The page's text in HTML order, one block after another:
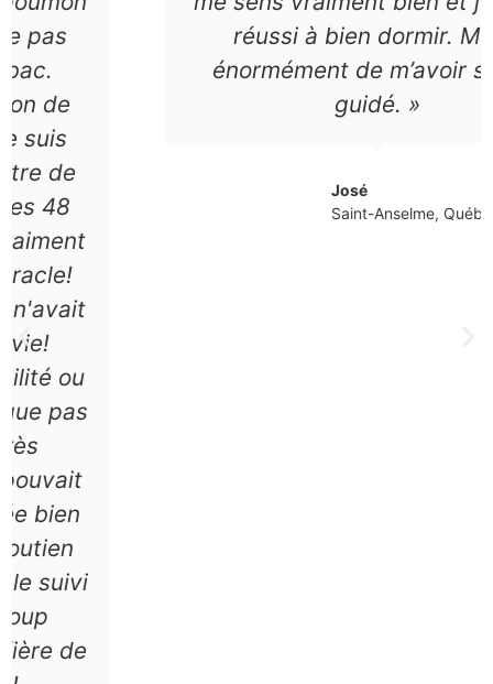
réussi à bien dormir. Merci
énormément de m’avoir si bien
Saint-Anselme, Québec